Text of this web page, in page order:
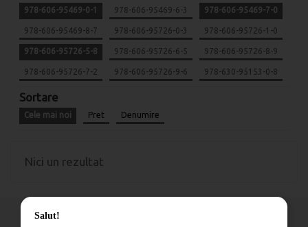
978-606-95469-0-1 978-606-95469-6-3 978-606-95469-7-0
978-606-95469-8-7 978-606-95726-0-3 978-606-95726-1-0
978-606-95726-5-8 978-606-95726-6-5 978-606-95726-8-9
978-606-95726-7-2 978-606-95726-9-6 978-630-95153-0-8
Sortare
Cele mai noi Pret Denumire
Nici un rezultat
Salut!